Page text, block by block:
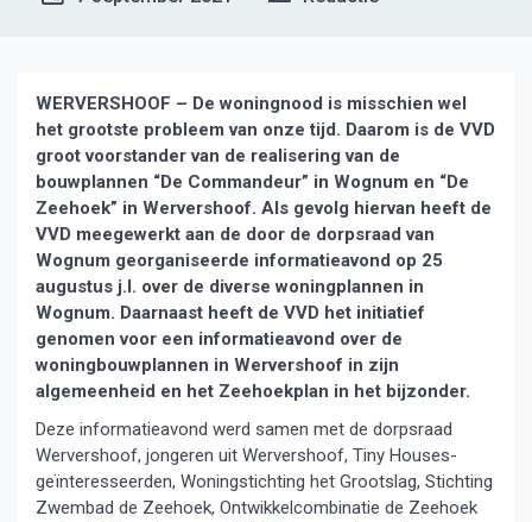
WERVERSHOOF – De woningnood is misschien wel
het grootste probleem van onze tijd. Daarom is de VVD
groot voorstander van de realisering van de
bouwplannen “De Commandeur” in Wognum en “De
Zeehoek” in Wervershoof. Als gevolg hiervan heeft de
VVD meegewerkt aan de door de dorpsraad van
Wognum georganiseerde informatieavond op 25
augustus j.l. over de diverse woningplannen in
Wognum. Daarnaast heeft de VVD het initiatief
genomen voor een informatieavond over de
woningbouwplannen in Wervershoof in zijn
algemeenheid en het Zeehoekplan in het bijzonder.
Deze informatieavond werd samen met de dorpsraad
Wervershoof, jongeren uit Wervershoof, Tiny Houses-
geïnteresseerden, Woningstichting het Grootslag, Stichting
Zwembad de Zeehoek, Ontwikkelcombinatie de Zeehoek